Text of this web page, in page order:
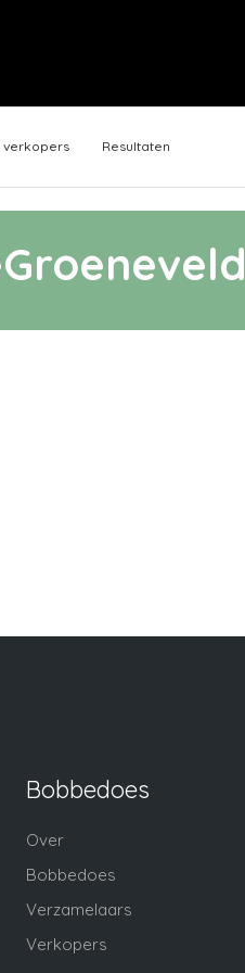
verkopers Resultaten
Bobbedoes
Over
Bobbedoes
Verzamelaars
Verkopers